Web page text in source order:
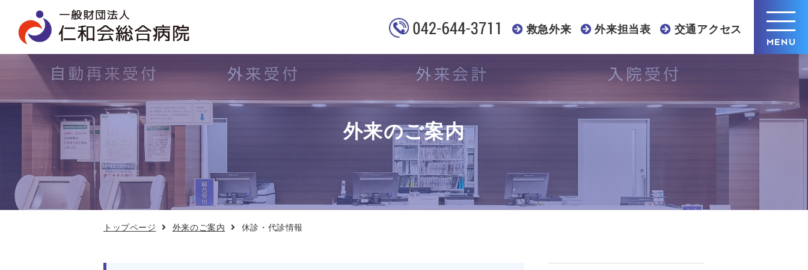
情
救急外来 外来担当表 交通アクセス
MENU
外来のご案内
トップページ 外来のご案内 休診・代診情報